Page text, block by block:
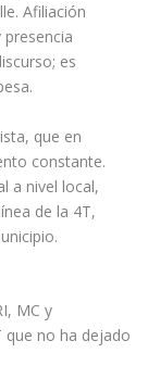
Afiliación
es
que en
constante.
a nivel local,
de la 4T,
MC y
que no ha dejado